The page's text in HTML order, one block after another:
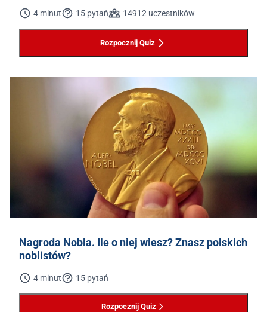
4 minut 15 pytań 14912 uczestników
Rozpocznij Quiz
Nagroda Nobla. Ile o niej wiesz? Znasz polskich
noblistów?
4 minut 15 pytań
Rozpocznij Quiz